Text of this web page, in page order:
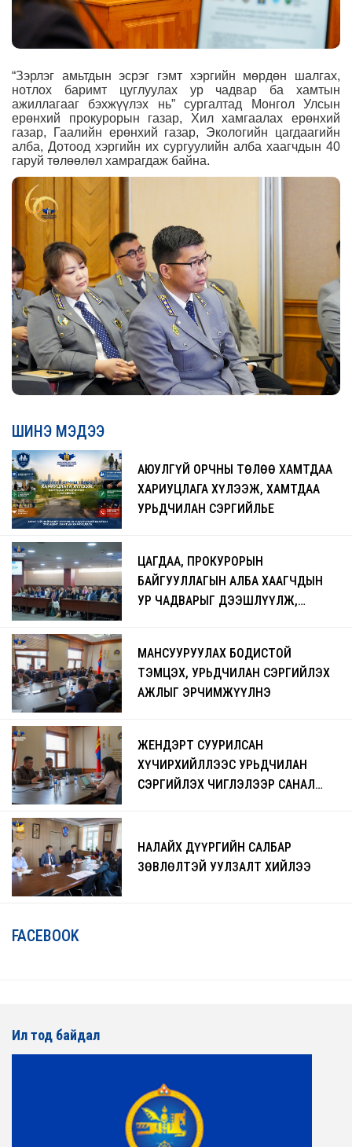
“Зэрлэг амьтдын эсрэг гэмт хэргийн мөрдөн шалгах,
нотлох баримт цуглуулах ур чадвар ба хамтын
ажиллагааг бэхжүүлэх нь” сургалтад Монгол Улсын
ерөнхий прокурорын газар, Хил хамгаалах ерөнхий
газар, Гаалийн ерөнхий газар, Экологийн цагдаагийн
алба, Дотоод хэргийн их сургуулийн алба хаагчдын 40
гаруй төлөөлөл хамрагдаж байна.
ШИНЭ МЭДЭЭ
АЮУЛГҮЙ ОРЧНЫ ТӨЛӨӨ ХАМТДАА
ХАРИУЦЛАГА ХҮЛЭЭЖ, ХАМТДАА
УРЬДЧИЛАН СЭРГИЙЛЬЕ
ЦАГДАА, ПРОКУРОРЫН
БАЙГУУЛЛАГЫН АЛБА ХААГЧДЫН
УР ЧАДВАРЫГ ДЭЭШЛҮҮЛЖ,
МАНСУУРУУЛАХ БОДИСТОЙ
ТЭМЦЭХ, УРЬДЧИЛАН СЭРГИЙЛЭХ
АЖЛЫГ ЭРЧИМЖҮҮЛНЭ
ЖЕНДЭРТ СУУРИЛСАН
ХҮЧИРХИЙЛЛЭЭС УРЬДЧИЛАН
СЭРГИЙЛЭХ ЧИГЛЭЛЭЭР САНАЛ
НАЛАЙХ ДҮҮРГИЙН САЛБАР
ЗӨВЛӨЛТЭЙ УУЛЗАЛТ ХИЙЛЭЭ
FACEBOOK
Ил тод байдал